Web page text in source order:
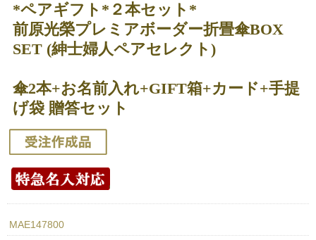
*ペアギフト*２本セット*
前原光榮プレミアボーダー折畳傘BOX
SET (紳士婦人ペアセレクト)
傘2本+お名前入れ+GIFT箱+カード+手提
げ袋 贈答セット
MAE147800